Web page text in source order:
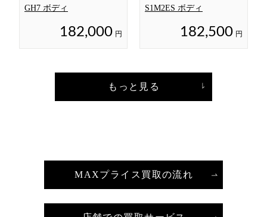
GH7 ボディ
182,000 円
S1M2ES ボディ
182,500 円
もっと見る
MAXプライス買取の流れ